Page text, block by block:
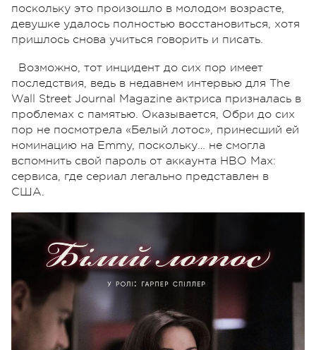
поскольку это произошло в молодом возрасте,
девушке удалось полностью восстановиться, хотя
пришлось снова учиться говорить и писать.
Возможно, тот инцидент до сих пор имеет
последствия, ведь в недавнем интервью для The
Wall Street Journal Magazine актриса призналась в
проблемах с памятью. Оказывается, Обри до сих
пор не посмотрела «Белый лотос», принесший ей
номинацию на Emmy, поскольку… не смогла
вспомнить свой пароль от аккаунта HBO Max:
сервиса, где сериал легально представлен в
США.